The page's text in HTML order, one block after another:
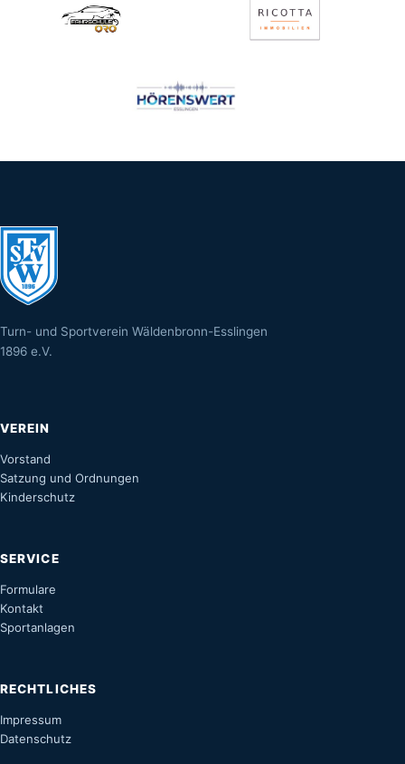
Turn- und Sportverein Wäldenbronn-Esslingen
1896 e.V.
VEREIN
Vorstand
Satzung und Ordnungen
Kinderschutz
SERVICE
Formulare
Kontakt
Sportanlagen
RECHTLICHES
Impressum
Datenschutz